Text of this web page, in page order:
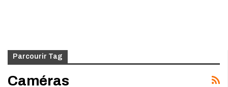
Parcourir Tag
Caméras